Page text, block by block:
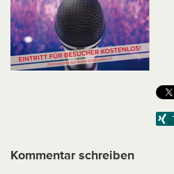
Kommentar schreiben